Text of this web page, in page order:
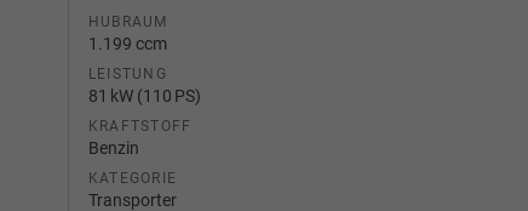
HUBRAUM
1.199 ccm
LEISTUNG
81 kW (110 PS)
KRAFTSTOFF
Benzin
KATEGORIE
Transporter